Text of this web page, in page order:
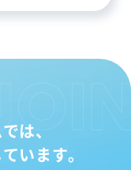
は、
います。